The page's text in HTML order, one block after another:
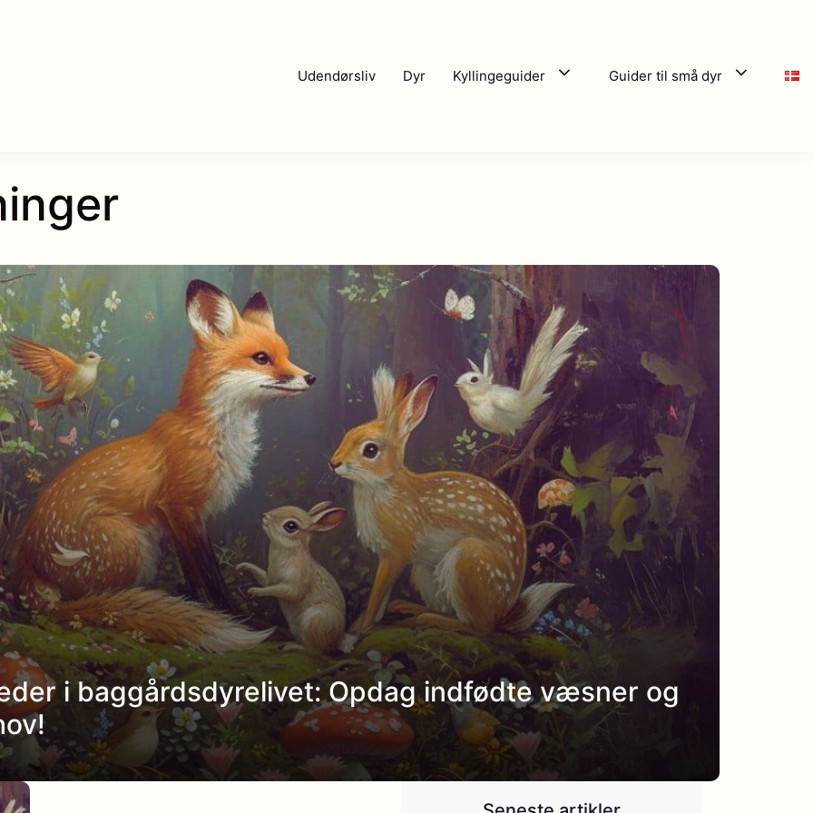
Udendørsliv Dyr Kyllingeguider Guider til små dyr
i baggårdsdyrelivet: Opdag indfødte væsner og